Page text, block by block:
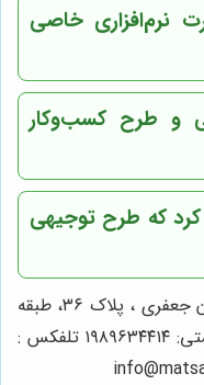
نرم‌افزاری خاصی
و طرح کسب‌وکار
که طرح توجیهی
آدرس : تهران ، میدان تجریش ، خیابان جعفری ، پلاک ۳۶، طبقه
اول ، واحد ۲ (بالاتر از تندیس) ، کدپستی: ۱۹۸۹۶۳۴۴۱۴ تلفکس :